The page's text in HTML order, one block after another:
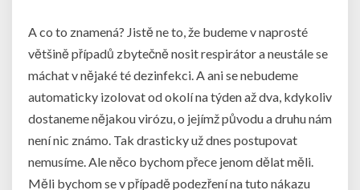
A co to znamená? Jistě ne to, že budeme v naprosté
většině případů zbytečně nosit respirátor a neustále se
máchat v nějaké té dezinfekci. A ani se nebudeme
automaticky izolovat od okolí na týden až dva, kdykoliv
dostaneme nějakou virózu, o jejímž původu a druhu nám
není nic známo. Tak drasticky už dnes postupovat
nemusíme. Ale něco bychom přece jenom dělat měli.
Měli bychom se v případě podezření na tuto nákazu